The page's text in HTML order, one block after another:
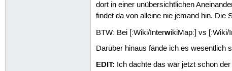
dort in einer unübersichtlichen
findet da von alleine nie jemand hin. Die
BTW: Bei [:Wiki/InterwikiMap:] vs [:Wiki/
Darüber hinaus fände ich es wesentlich
EDIT: Ich dachte das wär jetzt schon